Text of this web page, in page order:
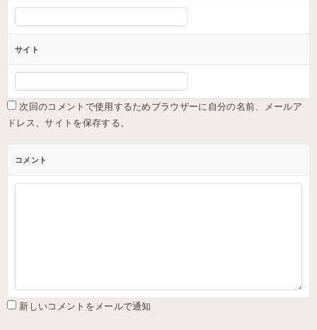
サイト
次回のコメントで使用するためブラウザーに自分の名前、メールア
ドレス、サイトを保存する。
コメント
新しいコメントをメールで通知